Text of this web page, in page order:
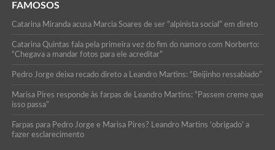
FAMOSOS
Catarina Miranda acusa Marcia Soares de ser “alpinista social” em direto
Catarina Quintas fala pela primeira vez do fim do namoro com Norberto:
“Chegava a mandar fotos para ele acreditar”
Pedro Jorge deixa recado direto a Leandro Martins: “Beijinho ressabiado”
Marisa Pires responde às farpas de Leandro Martins: “Passem creme que
isso passa”
Farpas para Pedro Jorge e Marisa Pires? Leandro Martins ‘obrigado’ a
fazer esclarecimento